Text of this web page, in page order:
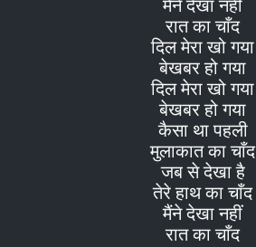
मैंने देखा नहीं
रात का चाँद
दिल मेरा खो गया
बेखबर हो गया
दिल मेरा खो गया
बेखबर हो गया
कैसा था पहली
मुलाकात का चाँद
जब से देखा है
तेरे हाथ का चाँद
मैंने देखा नहीं
रात का चाँद